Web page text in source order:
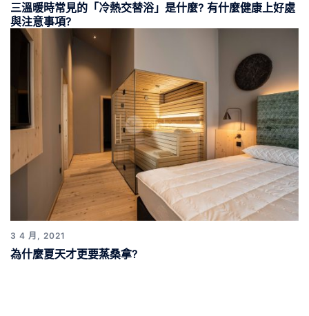
三溫暖時常見的「冷熱交替浴」是什麼? 有什麼健康上好處
與注意事項?
3 4 月, 2021
為什麼夏天才更要蒸桑拿?